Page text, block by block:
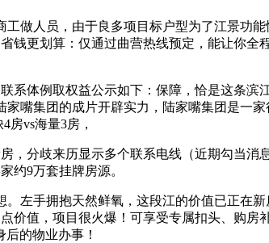
人员，由于良多项目标户型为了江景功
钱更划算：仅通过曲营热线预定，能让你
体例取权益公示如下：保障，恰是这条滨
嘴集团的成片开辟实力，陆家嘴集团是一
房vs海量3房，
分歧来历显示多个联系电线（近期勾当消
约9万套挂牌房源。
手拥抱天然鲜氧，这段江的价值已正在
价值，项目很火爆！可享受专属扣头、购
的物业办事！